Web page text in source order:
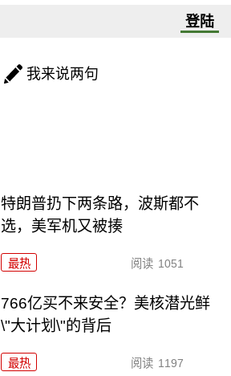
登陆
我来说两句
特朗普扔下两条路，波斯都不
选，美军机又被揍
最热 阅读 1051
766亿买不来安全？美核潜光鲜
\"大计划\"的背后
最热 阅读 1197